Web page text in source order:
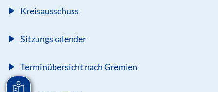
Kreisausschuss
Sitzungskalender
Terminübersicht nach Gremien